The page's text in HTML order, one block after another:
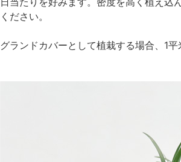
ください。
グランドカバーとして植栽する場合、1